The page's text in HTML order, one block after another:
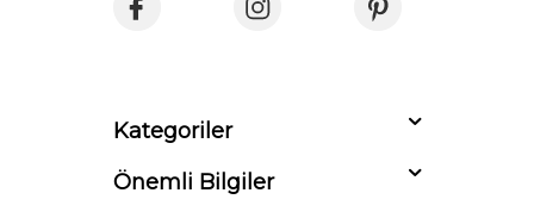
Kategoriler
Önemli Bilgiler